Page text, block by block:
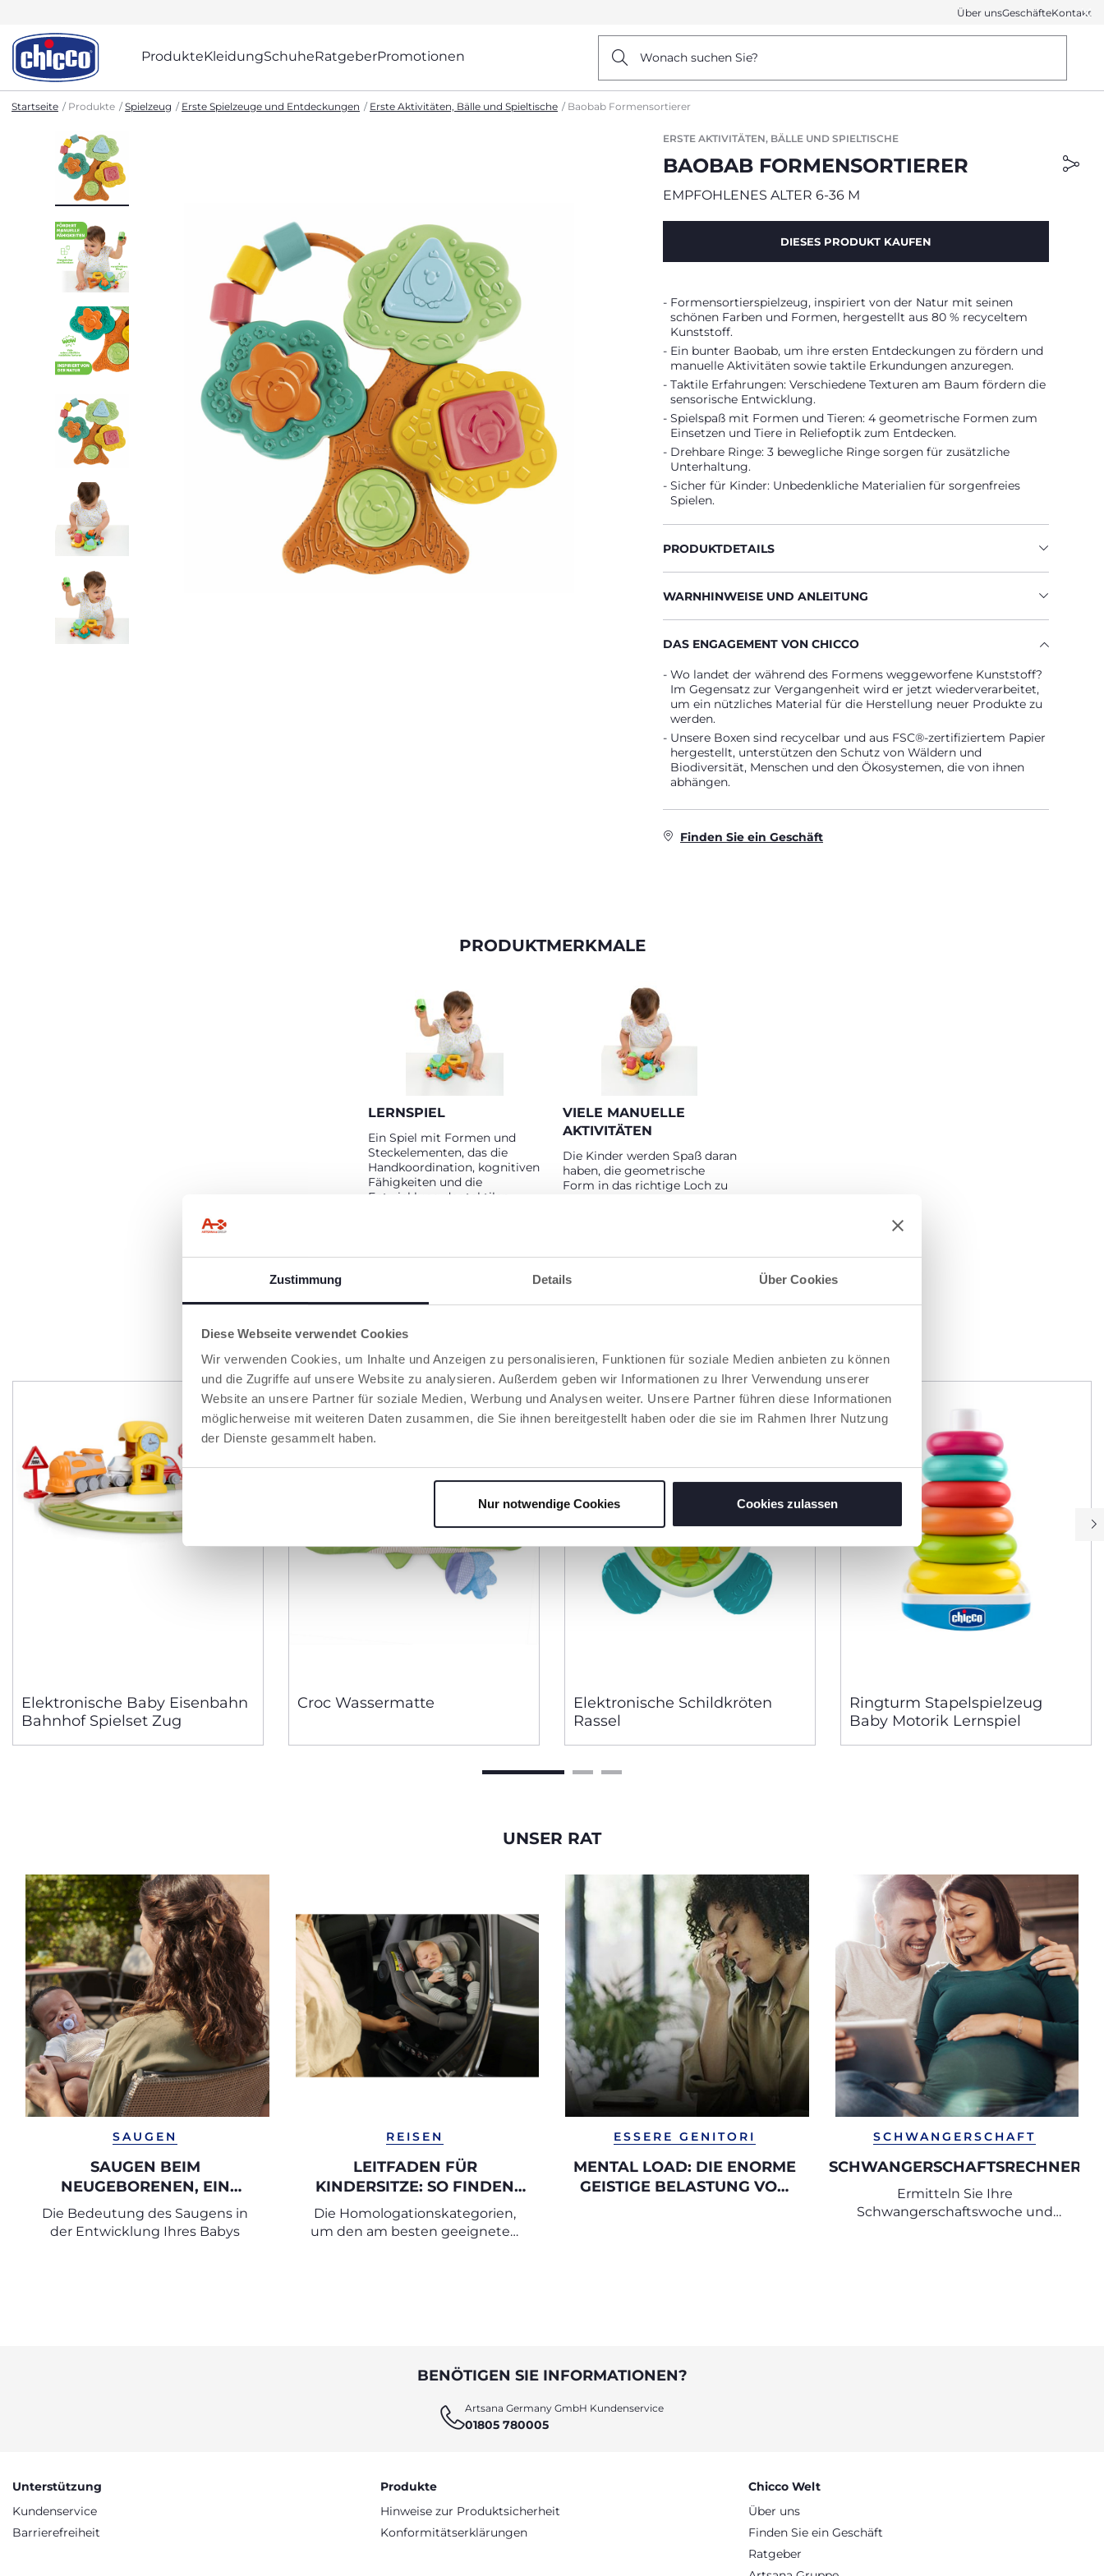
Zustimmung Details Über Cookies
Diese Webseite verwendet Cookies
Wir verwenden Cookies, um Inhalte und Anzeigen zu personalisieren, Funktionen für soziale Medien anbieten zu können
und die Zugriffe auf unsere Website zu analysieren. Außerdem geben wir Informationen zu Ihrer Verwendung unserer
Website an unsere Partner für soziale Medien, Werbung und Analysen weiter. Unsere Partner führen diese Informationen
möglicherweise mit weiteren Daten zusammen, die Sie ihnen bereitgestellt haben oder die sie im Rahmen Ihrer Nutzung
der Dienste gesammelt haben.
Nur notwendige Cookies Cookies zulassen
Über unsGeschäfteKontakt
ProdukteKleidungSchuheRatgeberPromotionen Wonach suchen Sie?
Startseite Produkte Spielzeug Erste Spielzeuge und Entdeckungen Erste Aktivitäten, Bälle und Spieltische Baobab Formensortierer
ERSTE AKTIVITÄTEN, BÄLLE UND SPIELTISCHE
BAOBAB FORMENSORTIERER
EMPFOHLENES ALTER 6-36 M
DIESES PRODUKT KAUFEN
Formensortierspielzeug, inspiriert von der Natur mit seinen
schönen Farben und Formen, hergestellt aus 80 % recyceltem
Kunststoff.
Ein bunter Baobab, um ihre ersten Entdeckungen zu fördern und
manuelle Aktivitäten sowie taktile Erkundungen anzuregen.
Taktile Erfahrungen: Verschiedene Texturen am Baum fördern die
sensorische Entwicklung.
Spielspaß mit Formen und Tieren: 4 geometrische Formen zum
Einsetzen und Tiere in Reliefoptik zum Entdecken.
Drehbare Ringe: 3 bewegliche Ringe sorgen für zusätzliche
Unterhaltung.
Sicher für Kinder: Unbedenkliche Materialien für sorgenfreies
Spielen.
PRODUKTDETAILS
WARNHINWEISE UND ANLEITUNG
DAS ENGAGEMENT VON CHICCO
Wo landet der während des Formens weggeworfene Kunststoff?
Im Gegensatz zur Vergangenheit wird er jetzt wiederverarbeitet,
um ein nützliches Material für die Herstellung neuer Produkte zu
werden.
Unsere Boxen sind recycelbar und aus FSC®-zertifiziertem Papier
hergestellt, unterstützen den Schutz von Wäldern und
Biodiversität, Menschen und den Ökosystemen, die von ihnen
abhängen.
Finden Sie ein Geschäft
PRODUKTMERKMALE
LERNSPIEL
Ein Spiel mit Formen und
Steckelementen, das die
Handkoordination, kognitiven
Fähigkeiten und die
Entwicklung der taktilen
Texturen des Baums.
VIELE MANUELLE
AKTIVITÄTEN
Die Kinder werden Spaß daran
haben, die geometrische
Form in das richtige Loch zu
Baums ertasten.
Elektronische Baby Eisenbahn
Bahnhof Spielset Zug
Croc Wassermatte
Elektronische Schildkröten
Rassel
Ringturm Stapelspielzeug
Baby Motorik Lernspiel
UNSER RAT
SAUGEN
SAUGEN BEIM
NEUGEBORENEN, EIN
TROST
Die Bedeutung des Saugens in
der Entwicklung Ihres Babys
REISEN
LEITFADEN FÜR
KINDERSITZE: SO FINDEN
SIE DEN PASSENDEN
AUTOKINDERSITZ
Die Homologationskategorien,
um den am besten geeigneten
ESSERE GENITORI
MENTAL LOAD: DIE ENORME
GEISTIGE BELASTUNG VON
SCHWANGERSCHAFT
SCHWANGERSCHAFTSRECHNER
Ermitteln Sie Ihre
Schwangerschaftswoche und
BENÖTIGEN SIE INFORMATIONEN?
Artsana Germany GmbH Kundenservice
01805 780005
Unterstützung
Kundenservice
Barrierefreiheit
Produkte
Hinweise zur Produktsicherheit
Konformitätserklärungen
Chicco Welt
Über uns
Finden Sie ein Geschäft
Ratgeber